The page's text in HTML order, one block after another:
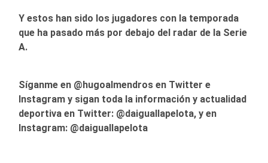
Y estos han sido los jugadores con la temporada
que ha pasado más por debajo del radar de la Serie
A.
Síganme en @hugoalmendros en Twitter e
Instagram y sigan toda la información y actualidad
deportiva en Twitter: @daiguallapelota, y en
Instagram: @daiguallapelota